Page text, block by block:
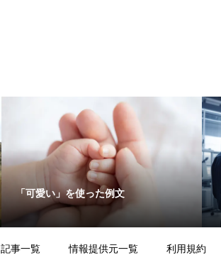
「可愛い」を使った例文
記事一覧 情報提供元一覧 利用規約